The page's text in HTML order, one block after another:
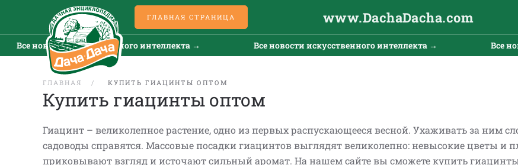
ГЛАВНАЯ СТРАНИЦА www.DachaDacha.com
интеллекта → Все новости искусственного интеллекта → Все новости
ГЛАВНАЯ КУПИТЬ ГИАЦИНТЫ ОПТОМ
Купить гиацинты оптом
Гиацинт – великолепное растение, одно из первых распускающееся весной. Ухаживать за ним
садоводы справятся. Массовые посадки гиацинтов выглядят великолепно: невысокие цветы и
приковывают взгляд и источают сильный аромат. На нашем сайте вы сможете купить